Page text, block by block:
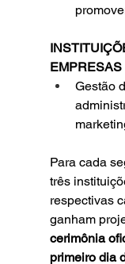
Gestão
Para cada
três
respectivas
ganham
cerimônia
primeiro dia